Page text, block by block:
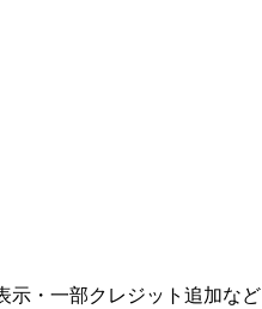
示・一部クレジット追加など